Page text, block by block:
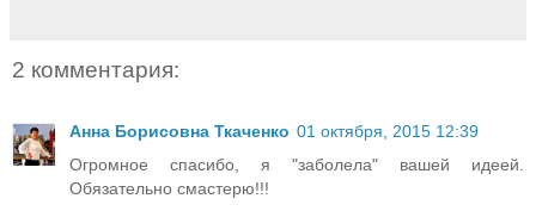
2 комментария:
Анна Борисовна Ткаченко 01 октября, 2015 12:39
Огромное спасибо, я "заболела" вашей идеей.
Обязательно смастерю!!!